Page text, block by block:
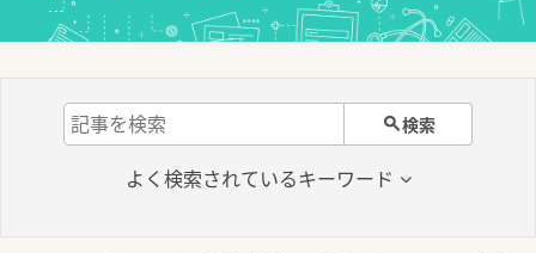
検索
よく検索されているキーワード